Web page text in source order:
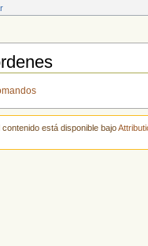
contenido está disponible bajo